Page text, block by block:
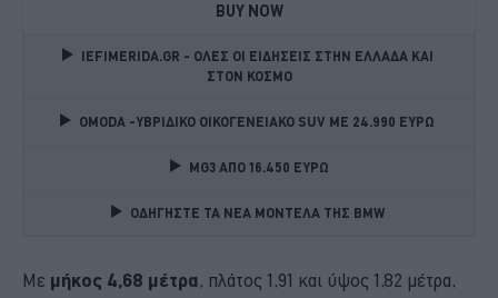
BUY NOW
IEFIMERIDA.GR - ΟΛΕΣ ΟΙ ΕΙΔΗΣΕΙΣ ΣΤΗΝ ΕΛΛΑΔΑ ΚΑΙ
ΣΤΟΝ ΚΟΣΜΟ
OMODA -ΥΒΡΙΔΙΚΟ ΟΙΚΟΓΕΝΕΙΑΚΟ SUV ME 24.990 ΕΥΡΩ
MG3 ΑΠΟ 16.450 ΕΥΡΩ
ΟΔΗΓΗΣΤΕ ΤΑ ΝΕΑ ΜΟΝΤΕΛΑ ΤΗΣ BMW
Με μήκος 4,68 μέτρα, πλάτος 1,91 και ύψος 1,82 μέτρα,